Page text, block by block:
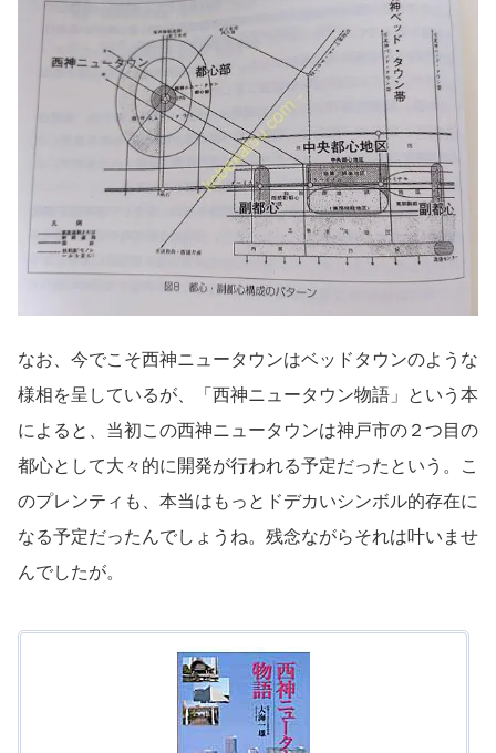
なお、今でこそ西神ニュータウンはベッドタウンのような
様相を呈しているが、「西神ニュータウン物語」という本
によると、当初この西神ニュータウンは神戸市の２つ目の
都心として大々的に開発が行われる予定だったという。こ
のプレンティも、本当はもっとドデカいシンボル的存在に
なる予定だったんでしょうね。残念ながらそれは叶いませ
んでしたが。